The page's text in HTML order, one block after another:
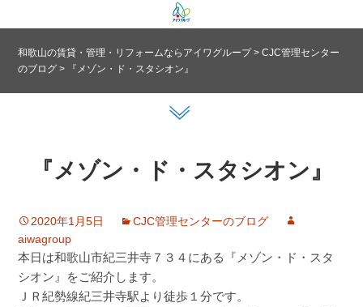
和歌山の賃貸・管理・リフォームならアイワグループ>CJC管理センター
のブログ > 『メゾン・ド・スタシオン』
『メゾン・ド・スタシオン』
2020年1月5日
CJC管理センターのブログ
aiwagroup
本日は和歌山市紀三井寺７３４にある『メゾン・ド・スタ
シオン』をご紹介します。
ＪＲ紀勢線紀三井寺駅より徒歩１分です。